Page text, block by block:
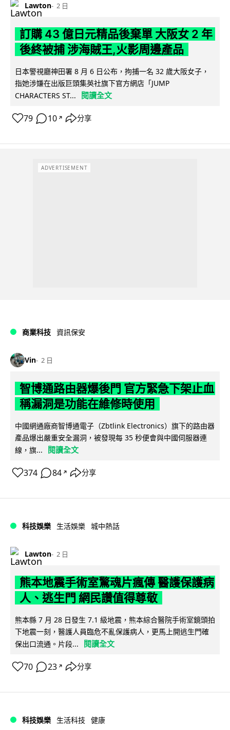
Lawton 2 日
訂購 43 億日元精品後棄單 大阪女 2 年
後終被捕 涉海賊王,火影周邊產品
日本警視廳神田署 8 月 6 日公布，拘捕一名 32 歲大阪女子，
指她涉嫌在出版巨頭集英社旗下官方網店「JUMP
CHARACTERS ST...
閱讀全文
79 10 ↗ 分享
ADVERTISEMENT
商業科技 資訊保安
Vin 2 日
智博通路由器爆後門 官方緊急下架止血
稱漏洞是功能在維修時使用
中國網通廠商智博通電子（Zbtlink Electronics）旗下的路由器
產品爆出嚴重安全漏洞，被發現每 35 秒便會與中國伺服器連
線，旗...
閱讀全文
374 84 ↗ 分享
科技娛樂 生活娛樂 城中熱話
Lawton 2 日
熊本地震手術室驚魂片瘋傳 醫護保護病
人、逃生門 網民讚值得尊敬
熊本縣 7 月 28 日發生 7.1 級地震，熊本綜合醫院手術室鏡頭拍
下地震一刻，醫護人員臨危不亂保護病人，更馬上開逃生門確
保出口流通。片段...
閱讀全文
70 23 ↗ 分享
科技娛樂 生活科技 健康